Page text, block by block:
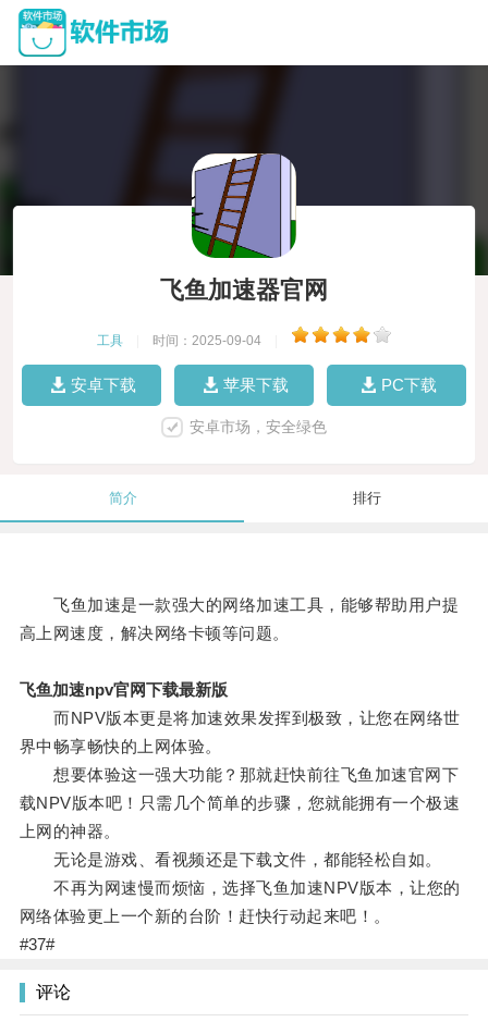
飞鱼加速器官网
工具 时间：2025-09-04
安卓下载 苹果下载 PC下载
安卓市场，安全绿色
简介 排行
飞鱼加速是一款强大的网络加速工具，能够帮助用户提
高上网速度，解决网络卡顿等问题。
飞鱼加速npv官网下载最新版
而NPV版本更是将加速效果发挥到极致，让您在网络世
界中畅享畅快的上网体验。
想要体验这一强大功能？那就赶快前往飞鱼加速官网下
载NPV版本吧！只需几个简单的步骤，您就能拥有一个极速
上网的神器。
无论是游戏、看视频还是下载文件，都能轻松自如。
不再为网速慢而烦恼，选择飞鱼加速NPV版本，让您的
网络体验更上一个新的台阶！赶快行动起来吧！。
#37#
评论